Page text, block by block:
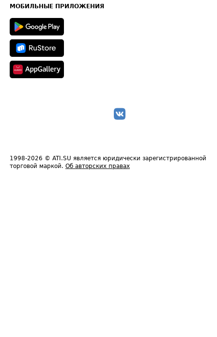
Техническая информация
МОБИЛЬНЫЕ ПРИЛОЖЕНИЯ
1998-2026 © ATI.SU является юридически зарегистрированной
торговой маркой. Об авторских правах